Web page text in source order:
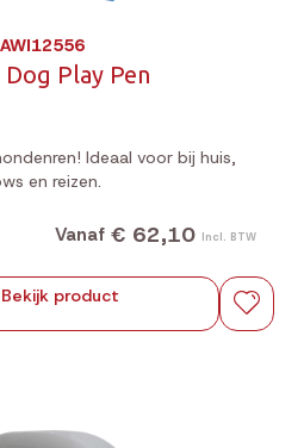
Dog Play Pen
Ideaal voor bij huis,
en reizen.
Vanaf € 62,10 Incl. BTW
Bekijk product